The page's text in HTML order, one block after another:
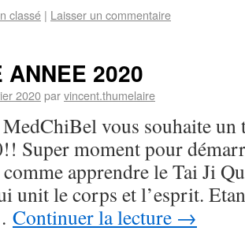
classé | Laisser un commentaire
ANNEE 2020
2020parvincent.thumelaire
vous souhaite un
Super moment pour
apprendre le Tai Ji
unit le corps et l’esprit.
Continuer la lecture →